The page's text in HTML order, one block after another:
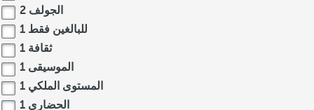
الجولف 2
للبالغين فقط 1
ثقافة 1
الموسيقى 1
المستوى الملكي 1
الحضاري 1